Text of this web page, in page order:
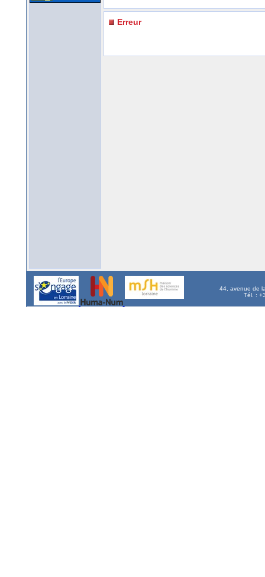
Erreur
44, avenue de
Tél. :